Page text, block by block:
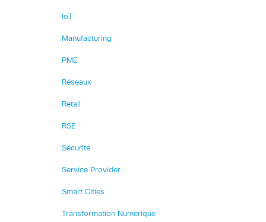
IoT
Manufacturing
PME
Réseaux
Retail
RSE
Sécurité
Service Provider
Smart Cities
Transformation Numérique